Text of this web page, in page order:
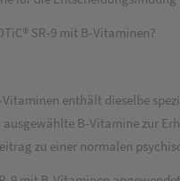
SR-9 mit B-Vitaminen?
Vitaminen enthält dieselbe
B-Vitamine zur
zu einer normalen